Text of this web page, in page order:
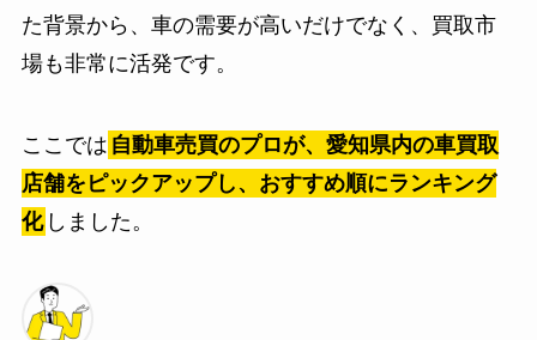
た背景から、車の需要が高いだけでなく、買取市
場も非常に活発です。
ここでは 自動車売買のプロが、愛知県内の車買取
店舗をピックアップし、おすすめ順にランキング
化 しました。